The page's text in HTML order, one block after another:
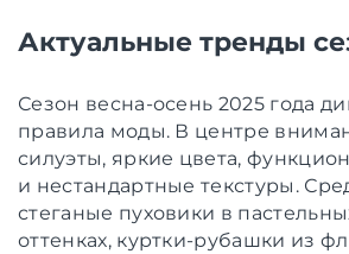
Актуальные тренды
Сезон весна-осень 2025 года
правила моды. В центре
силуэты, яркие цвета,
и нестандартные текстуры.
стеганые пуховики в
оттенках, куртки-рубашки из